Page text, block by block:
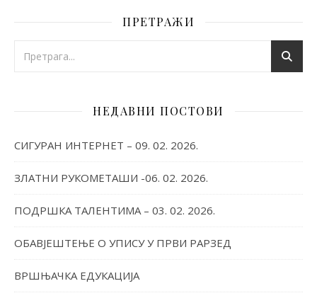
ПРЕТРАЖИ
НЕДАВНИ ПОСТОВИ
СИГУРАН ИНТЕРНЕТ – 09. 02. 2026.
ЗЛАТНИ РУКОМЕТАШИ -06. 02. 2026.
ПОДРШКА ТАЛЕНТИМА – 03. 02. 2026.
ОБАВЈЕШТЕЊЕ О УПИСУ У ПРВИ РАРЗЕД
ВРШЊАЧКА ЕДУКАЦИЈА